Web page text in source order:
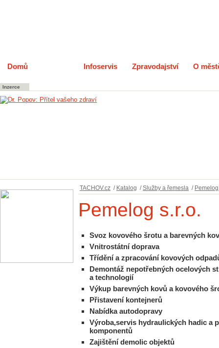
Domů Infoservis Zpravodajství O
Inzerce
TACHOV.cz / Katalog / Služby a řemesla /
Pemelog s.r.o.
Svoz kovového šrotu a barevných
Vnitrostátní doprava
Třídění a zpracování kovových
Demontáž nepotřebných ocelových
a technologií
Výkup barevných kovů a kovového
Přistavení kontejnerů
Nabídka autodopravy
Výroba,servis hydraulických hadic a
komponentů
Zajištění demolic objektů